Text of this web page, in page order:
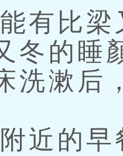
有比梁
冬的睡
洗漱后
近的早